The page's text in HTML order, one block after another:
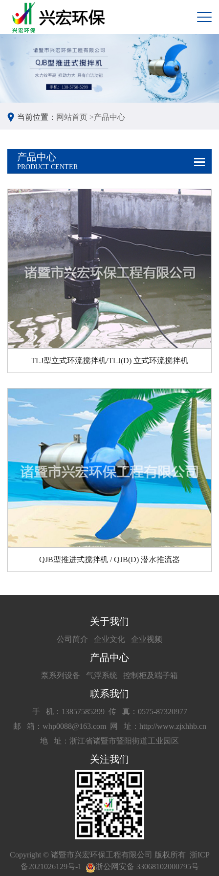
当前位置： 网站首页 >产品中心
产品中心
PRODUCT CENTER
TLJ型立式环流搅拌机/TLJ(D) 立式环流搅拌机
QJB型推进式搅拌机 / QJB(D) 潜水推流器
关于我们
公司简介 企业文化 企业视频
产品中心
泵系列设备 气浮系统 控制柜及端子箱
联系我们
手 机：13857585299 传 真：0575-87320977
邮 箱：whp0088@163.com
网 址：http://www.zjxhhb.cn
地 址：浙江省诸暨市暨阳街道工业园区
关注我们
Copyright © 诸暨市兴宏环保工程有限公司 版权所有 浙ICP
备2021026129号-1
浙公网安备 33068102000795号